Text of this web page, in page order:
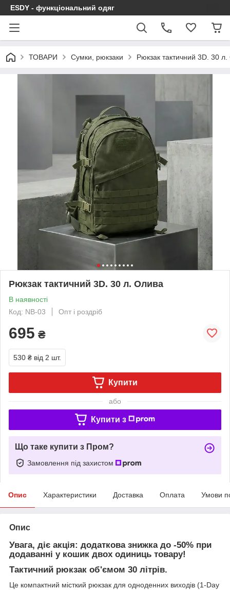
ESDY - функціональний одяг
ТОВАРИ Сумки, рюкзаки Рюкзак тактичний 3D. 30
Рюкзак тактичний 3D. 30 л. Олива
В наявності
Код: NB-03
Опт і роздріб
695 ₴
530 ₴ від 2 шт.
Купити
або
Купити з
Що таке купити з Пром?
Замовлення під захистом
Опис Характеристики Доставка Оплата Умови
Опис
Увага, діє акція: додаткова знижка до -50% при
додаванні у кошик двох одиниць товару!
Тактичний рюкзак об'ємом 30 літрів.
Це компактний місткий рюкзак для одноденних виходів (1-Day